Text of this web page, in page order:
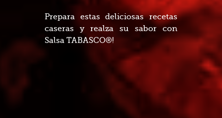
Prepara estas deliciosas recetas
caseras y realza su sabor con
Salsa TABASCO®!